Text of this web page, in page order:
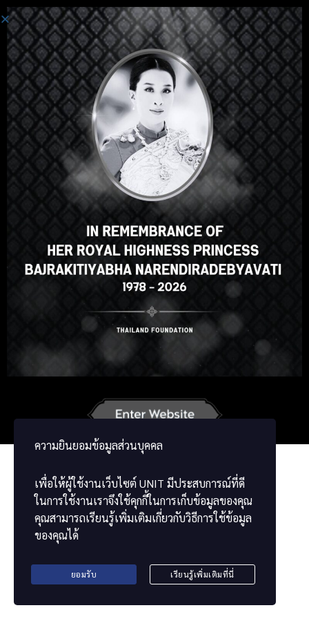
Einloggen
Hallo, toller Kurs, oder? Gefällt
Ihnen dieser Kurs?
FÜR DEN KURS ANMELDEN
ความยินยอมข้อมูลส่วนบุคคล
เพื่อให้ผู้ใช้งานเว็บไซต์ UNIT มีประสบการณ์ที่ดี
ในการใช้งานเราจึงใช้คุกกี้ในการเก็บข้อมูลของคุณ
คุณสามารถเรียนรู้เพิ่มเติมเกี่ยวกับวิธีการใช้ข้อมูล
ของคุณได้
ยอมรับ เรียนรู้เพิ่มเติมที่นี่
Select your language
English ภาษาไทย
Korean Japanese
Chinese
ខ្មែរ